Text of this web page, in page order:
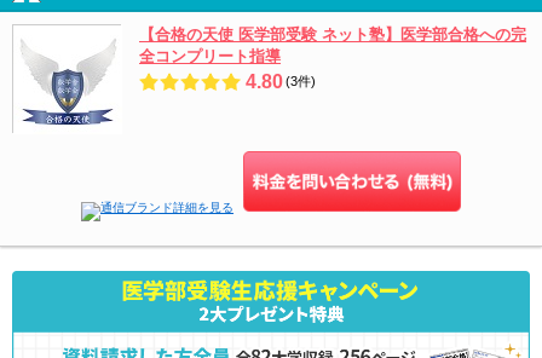
【合格の天使 医学部受験 ネット塾】医学部合格への完
全コンプリート指導
4.80(3件)